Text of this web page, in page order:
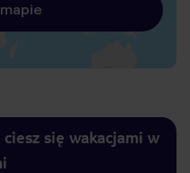
się wakacjami w